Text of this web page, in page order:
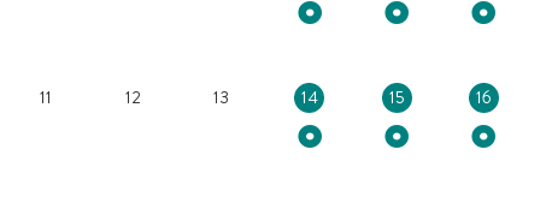
11 12 13 14 15 16